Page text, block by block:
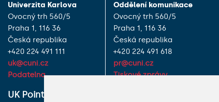
Univerzita Karlova
Ovocný trh 560/5
Praha 1, 116 36
Česká republika
+420 224 491 111
uk@cuni.cz
Podatelna
Oddělení komunikace
Ovocný trh 560/5
Praha 1, 116 36
Česká republika
+420 224 491 618
pr@cuni.cz
Tiskové zprávy
UK Point